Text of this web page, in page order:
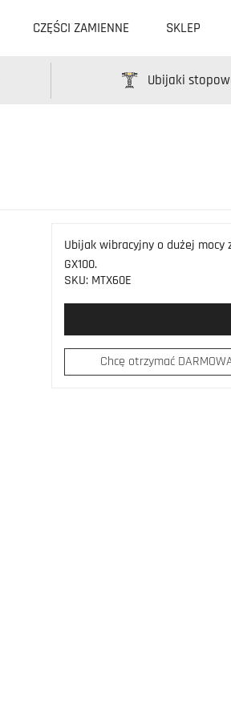
CZĘŚCI ZAMIENNE SKLEP
Ubijaki
Ubijak wibracyjny o dużej
GX100.
SKU: MTX60E
Chcę otrzymać